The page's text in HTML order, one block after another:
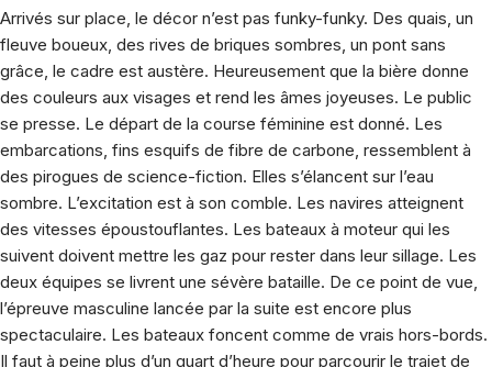
Arrivés sur place, le décor n’est pas funky-funky. Des quais, un
fleuve boueux, des rives de briques sombres, un pont sans
grâce, le cadre est austère. Heureusement que la bière donne
des couleurs aux visages et rend les âmes joyeuses. Le public
se presse. Le départ de la course féminine est donné. Les
embarcations, fins esquifs de fibre de carbone, ressemblent à
des pirogues de science-fiction. Elles s’élancent sur l’eau
sombre. L’excitation est à son comble. Les navires atteignent
des vitesses époustouflantes. Les bateaux à moteur qui les
suivent doivent mettre les gaz pour rester dans leur sillage. Les
deux équipes se livrent une sévère bataille. De ce point de vue,
l’épreuve masculine lancée par la suite est encore plus
spectaculaire. Les bateaux foncent comme de vrais hors-bords.
Il faut à peine plus d’un quart d’heure pour parcourir le trajet de